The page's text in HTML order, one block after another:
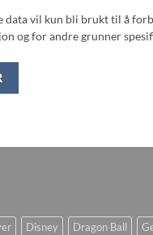
data vil kun bli brukt til å
og for andre grunner
Disney Dragon Ball